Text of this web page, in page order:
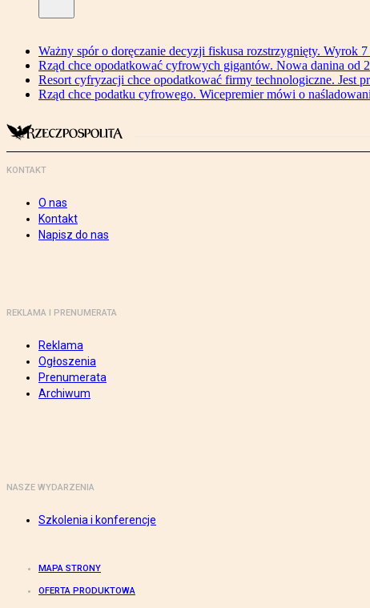
Ważny spór o doręczanie decyzji fiskusa rozstrzygnięty. Wyrok
Rząd chce opodatkować cyfrowych gigantów. Nowa danina od
Resort cyfryzacji chce opodatkować firmy technologiczne. Jest
Rząd chce podatku cyfrowego. Wicepremier mówi o
KONTAKT
O nas
Kontakt
Napisz do nas
REKLAMA I PRENUMERATA
Reklama
Ogłoszenia
Prenumerata
Archiwum
NASZE WYDARZENIA
Szkolenia i konferencje
MAPA STRONY
OFERTA PRODUKTOWA